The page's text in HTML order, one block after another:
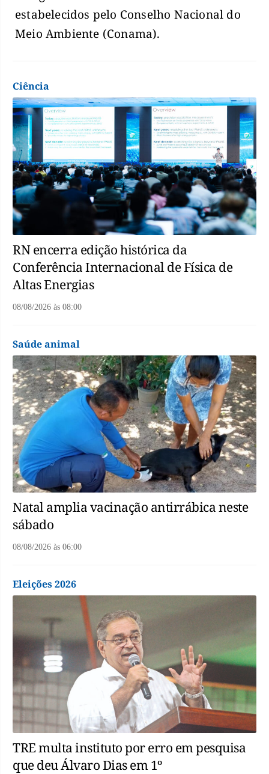
estabelecidos pelo Conselho Nacional do
Meio Ambiente (Conama).
Ciência
RN encerra edição histórica da
Conferência Internacional de Física de
Altas Energias
08/08/2026 às 08:00
Saúde animal
Natal amplia vacinação antirrábica neste
sábado
08/08/2026 às 06:00
Eleições 2026
TRE multa instituto por erro em pesquisa
que deu Álvaro Dias em 1º